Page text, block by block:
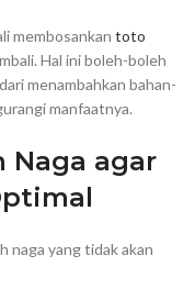
membosankan toto
Hal ini boleh-boleh
menambahkan bahan-
manfaatnya.
Naga agar
naga yang tidak akan